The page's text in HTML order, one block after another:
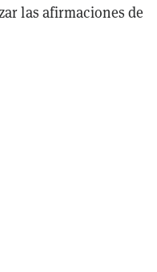
las afirmaciones de